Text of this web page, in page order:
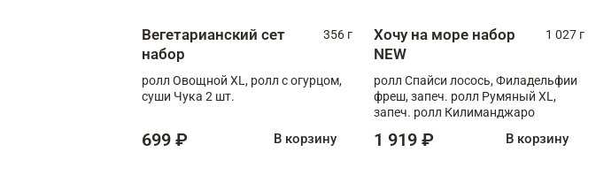
Вегетарианский сет
набор
356 г
ролл Овощной XL, ролл с огурцом,
суши Чука 2 шт.
699 ₽ В корзину
Хочу на море набор
NEW
1 027 г
ролл Спайси лосось, Филадельфии
фреш, запеч. ролл Румяный XL,
запеч. ролл Килиманджаро
1 919 ₽ В корзину